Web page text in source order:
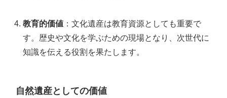
教育的価値 ：文化遺産は教育資源としても重要で
す。歴史や文化を学ぶための現場となり、次世代に
知識を伝える役割を果たします。
自然遺産としての価値